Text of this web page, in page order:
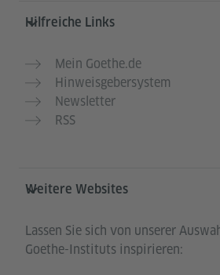
Hilfreiche Links
Mein Goethe.de
Hinweisgebersystem
Newsletter
RSS
Weitere Websites
Lassen Sie sich von unserer
Goethe-Instituts inspirieren: